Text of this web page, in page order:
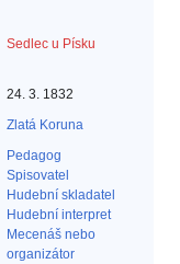
Sedlec u Písku
24. 3. 1832
Zlatá Koruna
Pedagog‎
Spisovatel‎
Hudební skladatel‎
Hudební interpret‎
Mecenáš nebo
organizátor